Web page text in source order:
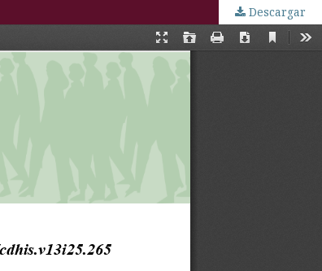
Descargar